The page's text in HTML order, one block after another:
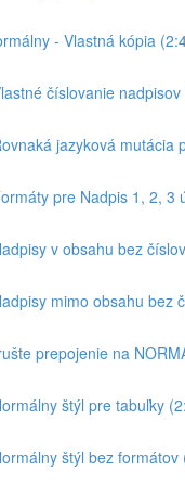
- Vlastná kópia
číslovanie nadpisov
jazyková mutácia
pre Nadpis 1, 2, 3
v obsahu bez
mimo obsahu bez
prepojenie na
štýl pre tabuľky
štýl bez formátov